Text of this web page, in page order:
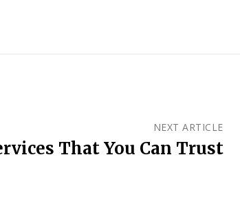
NEXT ARTICLE
That You Can Trust